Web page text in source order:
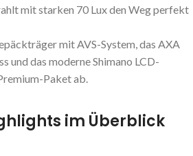
mit starken 70 Lux den Weg perfekt
mit AVS-System, das AXA
und das moderne Shimano LCD-
Paket ab.
im Überblick